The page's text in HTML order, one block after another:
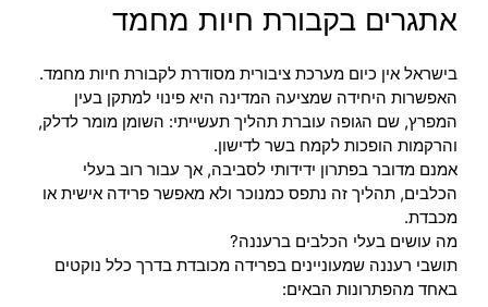
אתגרים בקבורת חיות מחמד
בישראל אין כיום מערכת ציבורית מסודרת לקבורת חיות מחמד.
האפשרות היחידה שמציעה המדינה היא פינוי למתקן בעין
המפרץ, שם הגופה עוברת תהליך תעשייתי: השומן מומר לדלק,
והרקמות הופכות לקמח בשר לדישון.
אמנם מדובר בפתרון ידידותי לסביבה, אך עבור רוב בעלי
הכלבים, תהליך זה נתפס כמנוכר ולא מאפשר פרידה אישית או
מכבדת.
מה עושים בעלי הכלבים ברעננה?
תושבי רעננה שמעוניינים בפרידה מכובדת בדרך כלל נוקטים
באחד מהפתרונות הבאים: